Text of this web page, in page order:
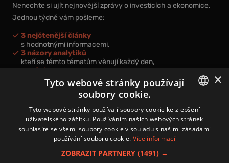
Nenechte si ujít nejnovější zprávy o investicích a ekonomice.
Jednou týdně vám pošleme:
3 nejčtenější články
s hodnotnými informacemi,
3 názory analytiků
kteří se těmto tématům věnují každý den,
nová videa a podcasty
k prohloubení vašich znalostí.
Přihlášením k newsletteru vyjadřujete svůj souhlas spodmínkami
zpracování osobních údajů.
CZECH
×
Tyto webové stránky používají
soubory cookie.
Tyto webové stránky používají soubory cookie ke zlepšení
uživatelského zážitku. Používáním našich webových stránek
souhlasíte se všemi soubory cookie v souladu s našimi zásadami
používání souborů cookie. Více informací
ZOBRAZIT PARTNERY (1491) →